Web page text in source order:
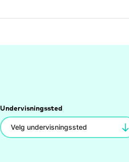
Undervisningssted